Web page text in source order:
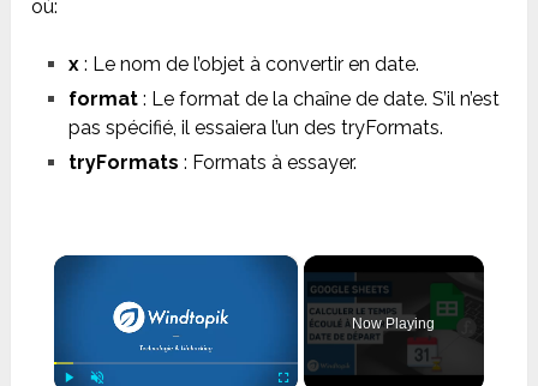
où:
x: Le nom de l’objet à convertir en date.
format: Le format de la chaîne de date. S’il n’est
pas spécifié, il essaiera l’un des tryFormats.
tryFormats : Formats à essayer.
×
Now Playing